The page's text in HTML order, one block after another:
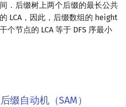
．后缀树上两个后缀的最长公共
LCA，因此，后缀数组的 height
个节点的 LCA 等于 DFS 序最小
缀自动机（SAM）